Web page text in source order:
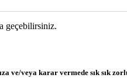
geçebilirsiniz.
ve/veya karar vermede sık sık